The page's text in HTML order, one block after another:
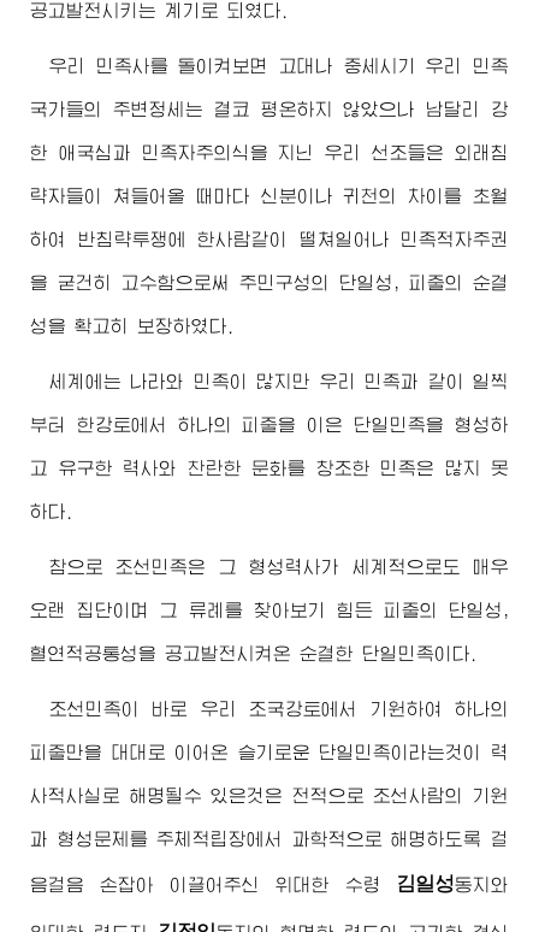
공고발전시키는 계기로 되였다.
우리 민족사를 돌이켜보면 고대나 중세시기 우리 민족
국가들의 주변정세는 결코 평온하지 않았으나 남달리 강
한 애국심과 민족자주의식을 지닌 우리 선조들은 외래침
략자들이 쳐들어올 때마다 신분이나 귀천의 차이를 초월
하여 반침략투쟁에 한사람같이 떨쳐일어나 민족적자주권
을 굳건히 고수함으로써 주민구성의 단일성, 피줄의 순결
성을 확고히 보장하였다.
세계에는 나라와 민족이 많지만 우리 민족과 같이 일찍
부터 한강토에서 하나의 피줄을 이은 단일민족을 형성하
고 유구한 력사와 찬란한 문화를 창조한 민족은 많지 못
하다.
참으로 조선민족은 그 형성력사가 세계적으로도 매우
오랜 집단이며 그 류례를 찾아보기 힘든 피줄의 단일성,
혈연적공통성을 공고발전시켜온 순결한 단일민족이다.
조선민족이 바로 우리 조국강토에서 기원하여 하나의
피줄만을 대대로 이어온 슬기로운 단일민족이라는것이 력
사적사실로 해명될수 있은것은 전적으로 조선사람의 기원
과 형성문제를 주체적립장에서 과학적으로 해명하도록 걸
음걸음 손잡아 이끌어주신 위대한 수령 김일성동지 와